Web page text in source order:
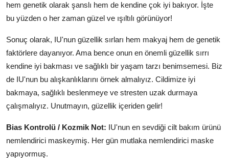
hem genetik olarak şanslı hem de kendine çok iyi bakıyor. İşte
bu yüzden o her zaman güzel ve ışıltılı görünüyor!
Sonuç olarak, IU'nun güzellik sırları hem makyaj hem de genetik
faktörlere dayanıyor. Ama bence onun en önemli güzellik sırrı
kendine iyi bakması ve sağlıklı bir yaşam tarzı benimsemesi. Biz
de IU'nun bu alışkanlıklarını örnek almalıyız. Cildimize iyi
bakmaya, sağlıklı beslenmeye ve stresten uzak durmaya
çalışmalıyız. Unutmayın, güzellik içeriden gelir!
Bias Kontrolü / Kozmik Not: IU'nun en sevdiği cilt bakım ürünü
nemlendirici maskeymiş. Her gün mutlaka nemlendirici maske
yapıyormuş.